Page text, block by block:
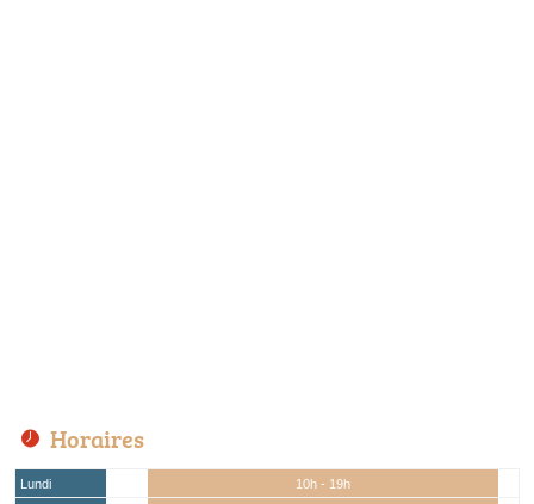
Horaires
Lundi
10h - 19h